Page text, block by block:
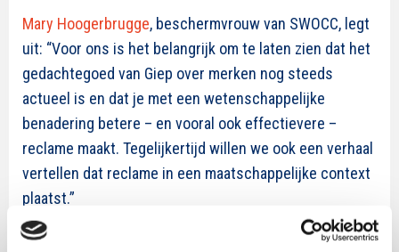
Mary Hoogerbrugge, beschermvrouw van SWOCC, legt
uit: “Voor ons is het belangrijk om te laten zien dat het
gedachtegoed van Giep over merken nog steeds
actueel is en dat je met een wetenschappelijke
benadering betere – en vooral ook effectievere –
reclame maakt. Tegelijkertijd willen we ook een verhaal
vertellen dat reclame in een maatschappelijke context
plaatst.”
Beluister nu de Airborne Original podcast GIEP op